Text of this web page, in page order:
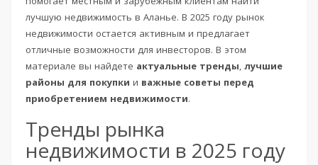
лучшую недвижимость в Аланье. В 2025 году рынок
недвижимости остается активным и предлагает
отличные возможности для инвесторов. В этом
материале вы найдете актуальные тренды, лучшие
районы для покупки и важные советы перед
приобретением недвижимости.
Тренды рынка
недвижимости в 2025 году